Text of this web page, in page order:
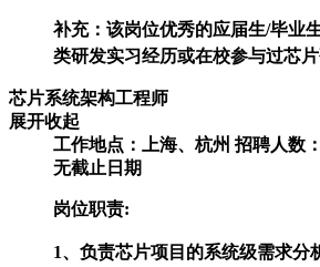
补充：该岗位优秀的应届生/毕业
类研发实习经历或在校参与过芯片
芯片系统架构工程师
展开收起
工作地点：
上海、杭州 招聘人数：
无截止日期
岗位职责:
1、负责芯片项目的系统级需求分